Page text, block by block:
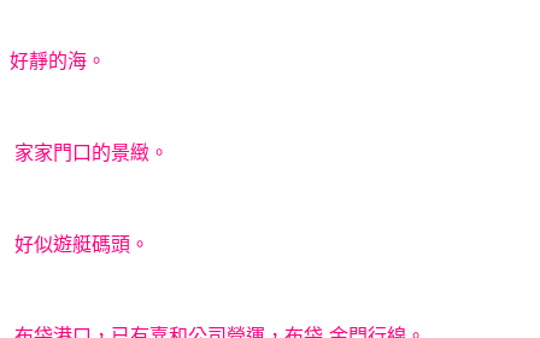
好靜的海。
家家門口的景緻。
好似遊艇碼頭。